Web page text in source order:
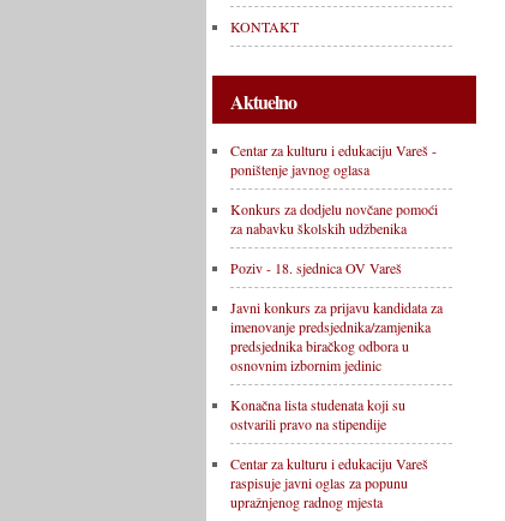
KONTAKT
Aktuelno
Centar za kulturu i edukaciju Vareš -
poništenje javnog oglasa
Konkurs za dodjelu novčane pomoći
za nabavku školskih udžbenika
Poziv - 18. sjednica OV Vareš
Javni konkurs za prijavu kandidata za
imenovanje predsjednika/zamjenika
predsjednika biračkog odbora u
osnovnim izbornim jedinic
Konačna lista studenata koji su
ostvarili pravo na stipendije
Centar za kulturu i edukaciju Vareš
raspisuje javni oglas za popunu
upražnjenog radnog mjesta